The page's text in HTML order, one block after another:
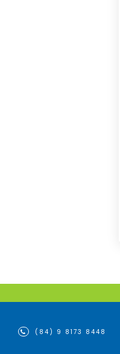
(84) 9 8173 8448